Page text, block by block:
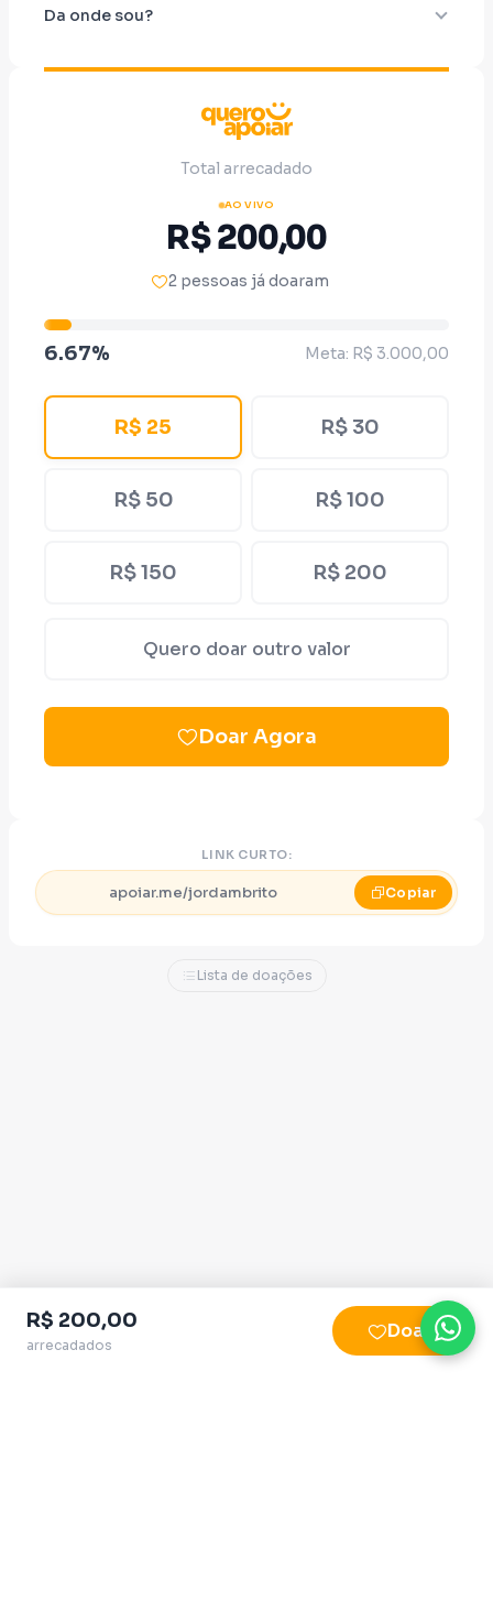
Da onde sou?
Total arrecadado
AO VIVO
R$ 200,00
2 pessoas já doaram
6.67% Meta: R$ 3.000,00
R$ 25 R$ 30
R$ 50 R$ 100
R$ 150 R$ 200
Quero doar outro valor
Doar Agora
LINK CURTO:
apoiar.me/jordambrito Copiar
Lista de doações
R$ 200,00
arrecadados
Doar